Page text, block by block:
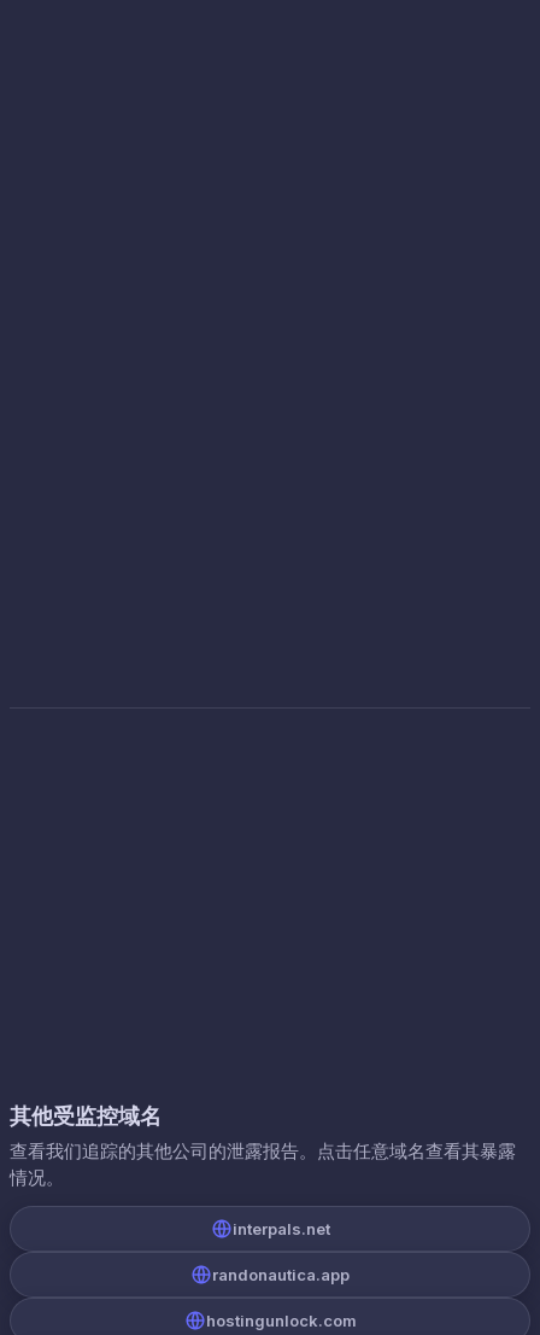
其他受监控域名
查看我们追踪的其他公司的泄露报告。点击任意域名查看其暴露
情况。
interpals.net
randonautica.app
hostingunlock.com